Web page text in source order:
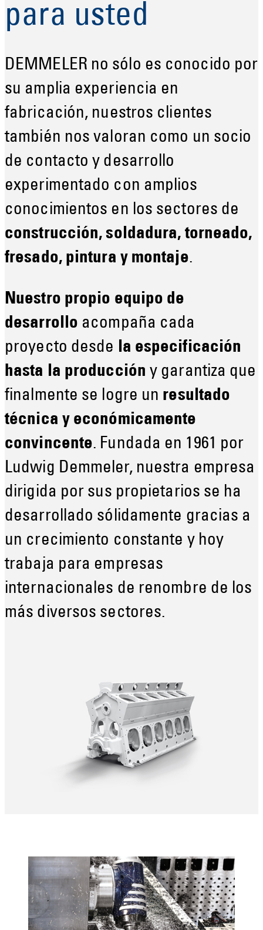
para usted
DEMMELER no sólo es conocido por
su amplia experiencia en
fabricación, nuestros clientes
también nos valoran como un socio
de contacto y desarrollo
experimentado con amplios
conocimientos en los sectores de
construcción, soldadura, torneado,
fresado, pintura y montaje.
Nuestro propio equipo de
desarrollo acompaña cada
proyecto desde la especificación
hasta la producción y garantiza que
finalmente se logre un resultado
técnica y económi­camente
convincente. Fundada en 1961 por
Ludwig Demmeler, nuestra empresa
dirigida por sus propietarios se ha
desarrollado sólidamente gracias a
un crecimiento constante y hoy
trabaja para empresas
internacionales de renombre de los
más diversos sectores.